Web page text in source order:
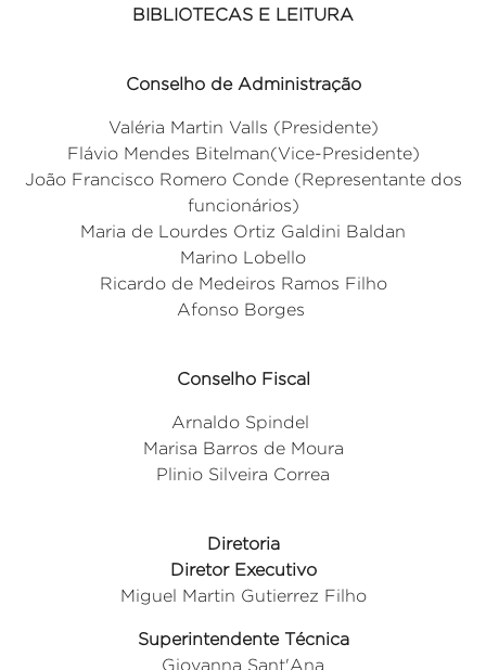
BIBLIOTECAS E LEITURA
Conselho de Administração
Valéria Martin Valls (Presidente)
Flávio Mendes Bitelman(Vice-Presidente)
João Francisco Romero Conde (Representante dos
funcionários)
Maria de Lourdes Ortiz Galdini Baldan
Marino Lobello
Ricardo de Medeiros Ramos Filho
Afonso Borges
Conselho Fiscal
Arnaldo Spindel
Marisa Barros de Moura
Plinio Silveira Correa
Diretoria
Diretor Executivo
Miguel Martin Gutierrez Filho
Superintendente Técnica
Giovanna Sant'Ana